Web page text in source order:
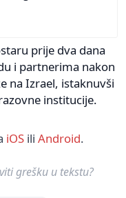
prije dva dana
i partnerima nakon
na Izrael, istaknuvši
institucije.
iOS ili Android.
grešku u tekstu?